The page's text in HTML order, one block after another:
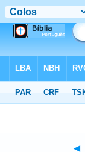
◄